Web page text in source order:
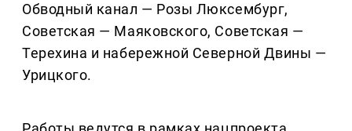
Обводный канал — Розы Люксембург,
Советская — Маяковского, Советская —
Терехина и набережной Северной Двины —
Урицкого.